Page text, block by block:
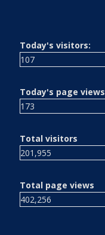
Today's visitors:
107
Today's page views
173
Total visitors
201,955
Total page views
402,256